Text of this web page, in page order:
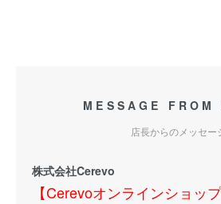
MESSAGE FROM
店長からのメッセー
株式会社Cerevo
【Cerevoオンラインショッ